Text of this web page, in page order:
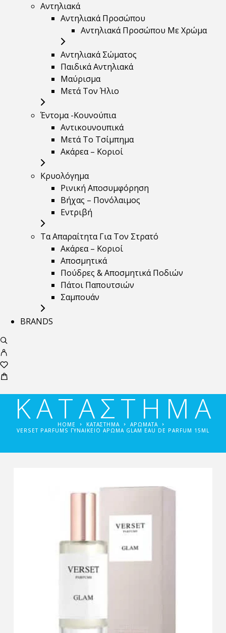
Αντηλιακά
Αντηλιακά Προσώπου
Αντηλιακά Προσώπου Με Χρώμα
Αντηλιακά Σώματος
Παιδικά Αντηλιακά
Μαύρισμα
Mετά Τον Ήλιο
Έντομα -Κουνούπια
Αντικουνουπικά
Μετά Το Τσίμπημα
Ακάρεα – Κοριοί
Κρυολόγημα
Ρινική Αποσυμφόρηση
Βήχας – Πονόλαιμος
Εντριβή
Τα Απαραίτητα Για Τον Στρατό
Ακάρεα – Κοριοί
Αποσμητικά
Πούδρες & Αποσμητικά Ποδιών
Πάτοι Παπουτσιών
Σαμπουάν
BRANDS
ΚΑΤΑΣΤΗΜΑ
HOME ΚΑΤΑΣΤΗΜΑ
ΑΡΏΜΑΤΑ
VERSET PARFUMS ΓΥΝΑΙΚΕΊΟ ΑΡΩΜΑ GLAM EAU DE PARFUM 15ML